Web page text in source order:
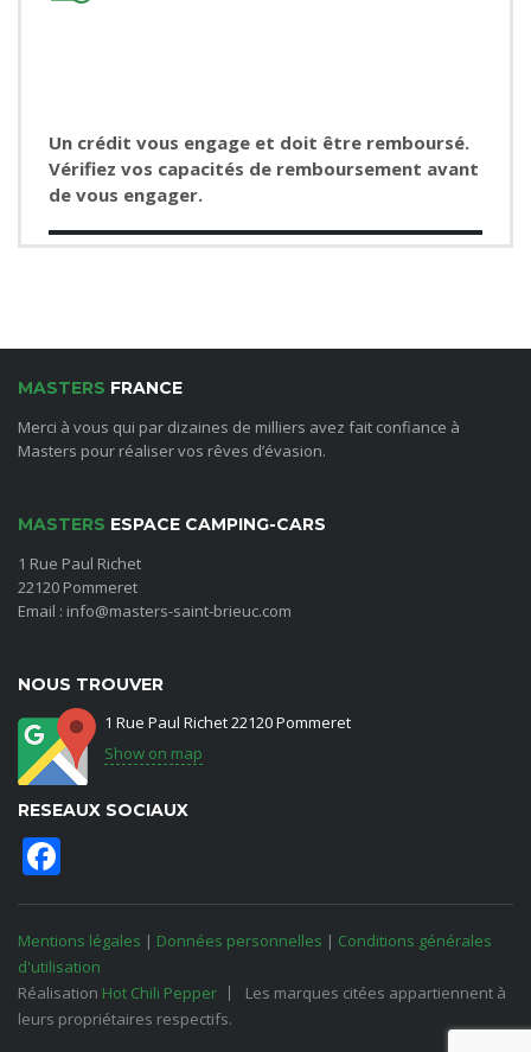
Un crédit vous engage et doit être remboursé.
Vérifiez vos capacités de remboursement avant
de vous engager.
MASTERS FRANCE
Merci à vous qui par dizaines de milliers avez fait confiance à
Masters pour réaliser vos rêves d’évasion.
MASTERS ESPACE CAMPING-CARS
1 Rue Paul Richet
22120 Pommeret
Email : info@masters-saint-brieuc.com
NOUS TROUVER
1 Rue Paul Richet 22120 Pommeret
Show on map
RESEAUX SOCIAUX
Mentions légales | Données personnelles | Conditions générales
d'utilisation
Réalisation Hot Chili Pepper
Les marques citées appartiennent à
leurs propriétaires respectifs.